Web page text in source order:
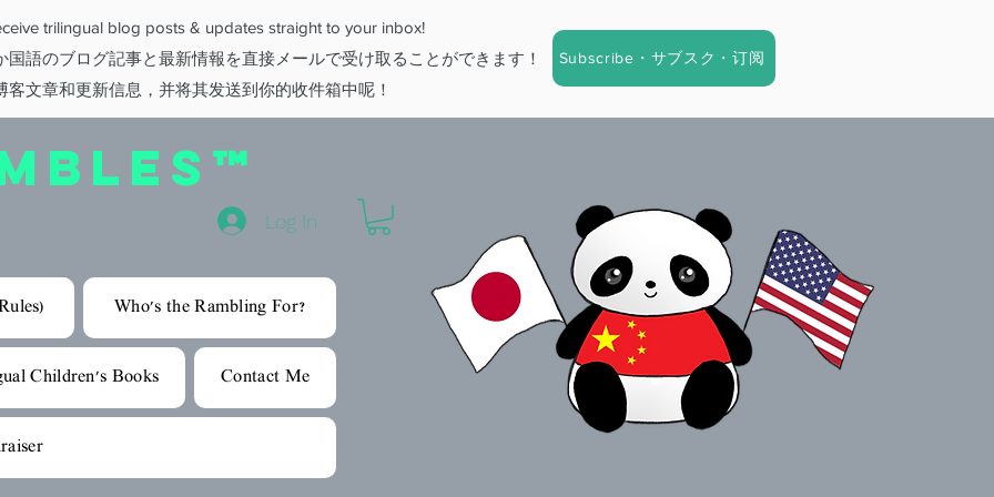
trilingual blog posts & updates straight to your inbox!
語のブログ記事と最新情報を直接メールで受け取ることができます！
文章和更新信息，并将其发送到你的收件箱中呢！
Subscribe・サブスク・订阅
Who's the Rambling For?
Children's Books Contact Me
Log In